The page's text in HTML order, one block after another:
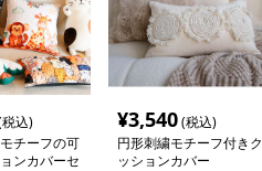
込)
チーフの可
ンカバーセ
¥3,540(税込)
円形刺繍モチーフ付きク
ッションカバー